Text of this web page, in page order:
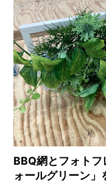
BBQ網とフォト
ォールグリーン」